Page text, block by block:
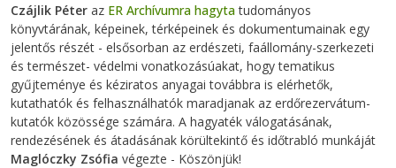
Czájlik Péter az ER Archívumra hagytatudományos
könyvtárának, képeinek, térképeinek és dokumentumainak egy
jelentős részét - elsősorban az erdészeti, faállomány-szerkezeti
és természet- védelmi vonatkozásúakat, hogy tematikus
gyűjteménye és kéziratos anyagai továbbra is elérhetők,
kutathatók és felhasználhatók maradjanak az erdőrezervátum-
kutatók közössége számára. A hagyaték válogatásának,
rendezésének és átadásának körültekintő és időtrabló munkáját
Maglóczky Zsófia végezte - Köszönjük!